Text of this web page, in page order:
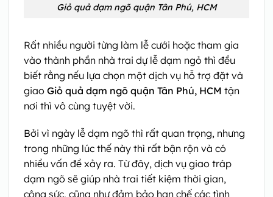
Giỏ quả dạm ngõ quận Tân Phú, HCM
Rất nhiều người từng làm lễ cưới hoặc tham gia
vào thành phần nhà trai dự lễ dạm ngỏ thì đều
biết rằng nếu lựa chọn một dịch vụ hỗ trợ đặt và
giao Giỏ quả dạm ngõ quận Tân Phú, HCM tận
nơi thì vô cùng tuyệt vời.
Bởi vì ngày lễ dạm ngõ thì rất quan trọng, nhưng
trong những lúc thế này thì rất bận rộn và có
nhiều vấn đề xảy ra. Từ đây, dịch vụ giao tráp
dạm ngõ sẽ giúp nhà trai tiết kiệm thời gian,
công sức, cũng như đảm bảo hạn chế các tình